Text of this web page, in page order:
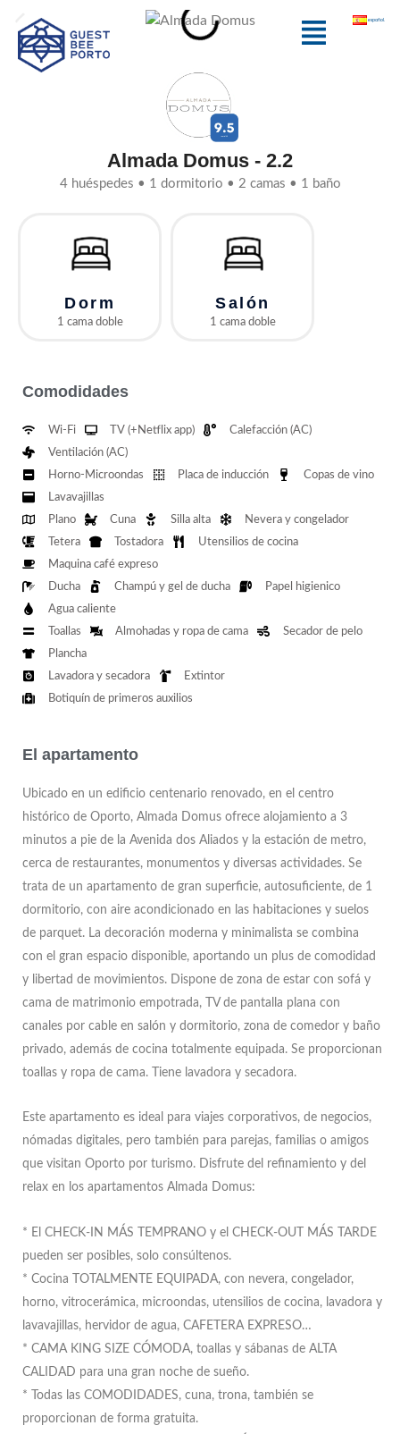
contenido
Menú español
Almada Domus - 2.2
4 huéspedes • 1 dormitorio • 2 camas • 1 baño
Dorm
1 cama doble
Salón
1 cama doble
Comodidades
Wi-Fi TV (+Netflix app)
Calefacción (AC)
Ventilación (AC)
Horno-Microondas
Placa de inducción
Copas de vino
Lavavajillas
Plano
Cuna Silla alta
Nevera y congelador
Tetera
Tostadora
Utensilios de cocina
Maquina café expreso
Ducha
Champú y gel de ducha
Papel higienico
Agua caliente
Toallas
Almohadas y ropa de cama
Secador de pelo
Plancha
Lavadora y secadora
Extintor
Botiquín de primeros auxilios
El apartamento
Ubicado en un edificio centenario renovado, en el centro
histórico de Oporto, Almada Domus ofrece alojamiento a 3
minutos a pie de la Avenida dos Aliados y la estación de metro,
cerca de restaurantes, monumentos y diversas actividades. Se
trata de un apartamento de gran superficie, autosuficiente, de 1
dormitorio, con aire acondicionado en las habitaciones y suelos
de parquet. La decoración moderna y minimalista se combina
con el gran espacio disponible, aportando un plus de comodidad
y libertad de movimientos. Dispone de zona de estar con sofá y
cama de matrimonio empotrada, TV de pantalla plana con
canales por cable en salón y dormitorio, zona de comedor y baño
privado, además de cocina totalmente equipada. Se proporcionan
toallas y ropa de cama. Tiene lavadora y secadora.
Este apartamento es ideal para viajes corporativos, de negocios,
nómadas digitales, pero también para parejas, familias o amigos
que visitan Oporto por turismo. Disfrute del refinamiento y del
relax en los apartamentos Almada Domus:
* El CHECK-IN MÁS TEMPRANO y el CHECK-OUT MÁS TARDE
pueden ser posibles, solo consúltenos.
* Cocina TOTALMENTE EQUIPADA, con nevera, congelador,
horno, vitrocerámica, microondas, utensilios de cocina, lavadora y
lavavajillas, hervidor de agua, CAFETERA EXPRESO…
* CAMA KING SIZE CÓMODA, toallas y sábanas de ALTA
CALIDAD para una gran noche de sueño.
* Todas las COMODIDADES, cuna, trona, también se
proporcionan de forma gratuita.